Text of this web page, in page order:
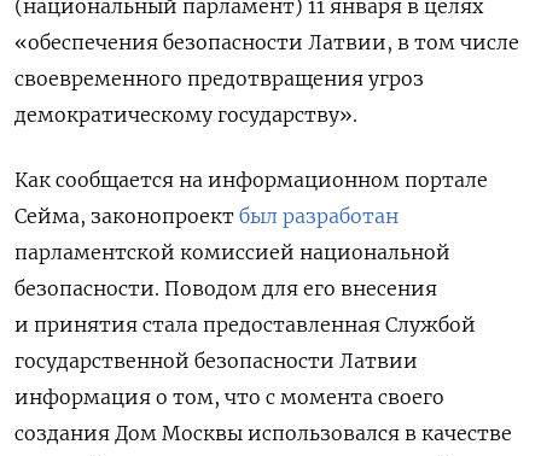
(национальный парламент) 11 января в целях
«обеспечения безопасности Латвии, в том числе
своевременного предотвращения угроз
демократическому государству».
Как сообщается на информационном портале
Сейма, законопроект был разработан
парламентской комиссией национальной
безопасности. Поводом для его внесения
и принятия стала предоставленная Службой
государственной безопасности Латвии
информация о том, что с момента своего
создания Дом Москвы использовался в качестве